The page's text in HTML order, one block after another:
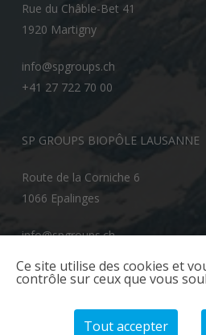
Rue du Châble-Bet 41
1920 Martigny
info@spgroups.ch
+41 27 722 70 00
SP GROUPS BIOPÔLE LAUSANNE
Route de la Corniche 6
1066 Epalinges
info@spgroups.ch
Ce site utilise des cookies et
contrôle sur ceux que vous
Tout accepter